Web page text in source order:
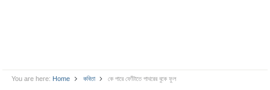
You are here: Home কবিতা কে পারে ফোঁটাতে পাথরের বুকে ফুল